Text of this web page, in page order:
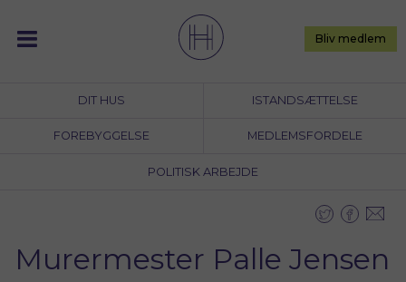
content
DIT HUS ISTANDSÆTTELSE
FOREBYGGELSE MEDLEMSFORDELE
POLITISK ARBEJDE
Bliv medlem
Murermester Palle Jensen